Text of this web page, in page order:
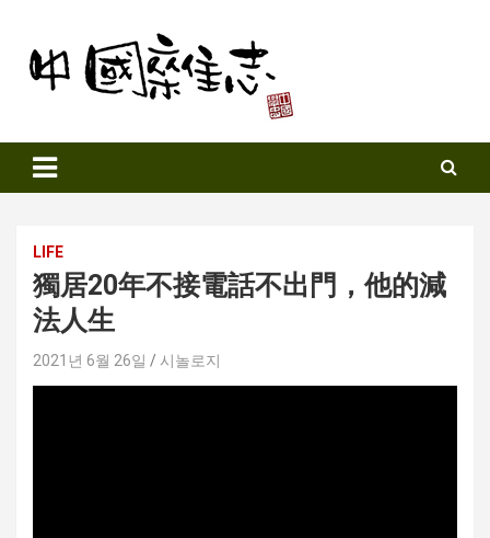
content
Sinozine
LIFE
獨居20年不接電話不出門，他的減
法人生
2021년 6월 26일 시놀로지